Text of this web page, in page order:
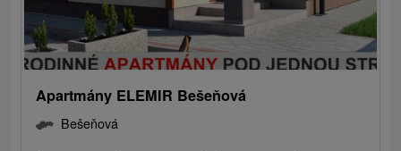
Apartmány ELEMIR Bešeňová
Bešeňová